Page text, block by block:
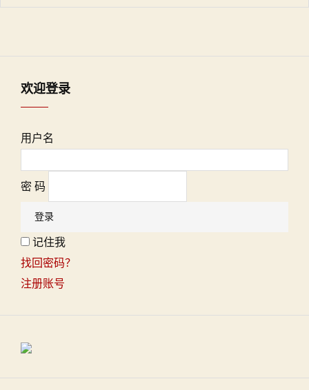
欢迎登录
用户名
密 码
记住我
找回密码？
注册账号